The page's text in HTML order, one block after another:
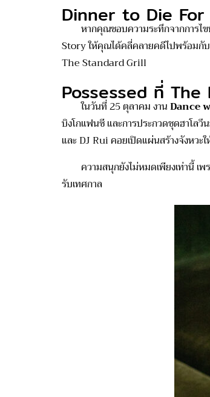
Dinner to Die
หากคุณชอบความระทึกจากการไข
Story ให้คุณได้คลี่คลายคดีไปพร้อมกับ
The Standard Grill
Possessed ที่ The
ในวันที่ 25 ตุลาคม งานDance
บิงโกแฟนซี และการประกวดชุดฮาโล
และ DJ Rui คอยเปิดแผ่นสร้างจังหวะ
ความสนุกยังไม่หมดเพียงเท่านี้ เพ
รับเทศกาล